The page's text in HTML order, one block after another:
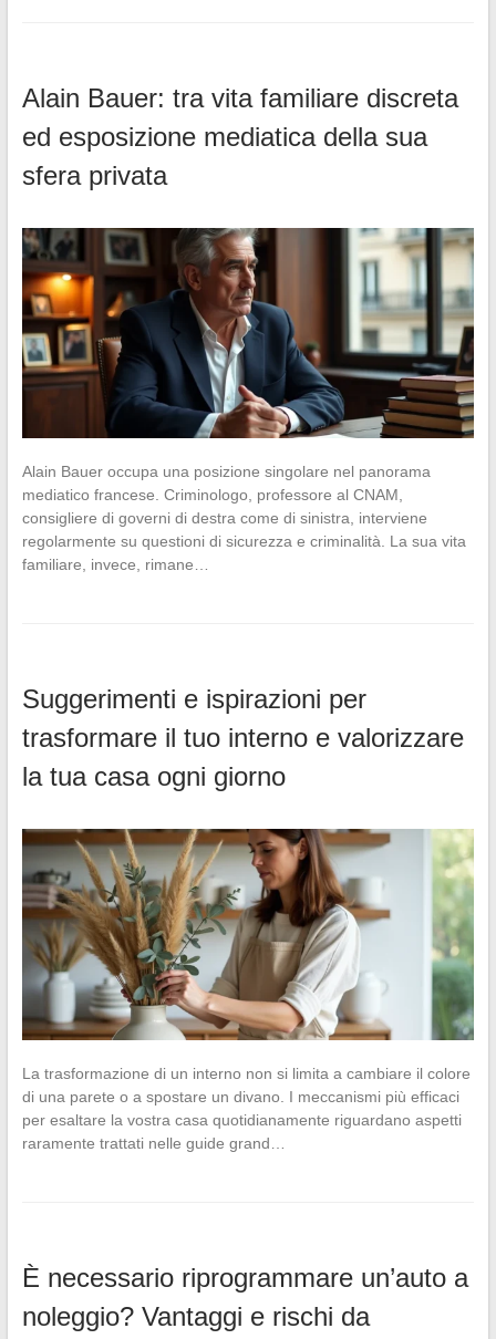
Alain Bauer: tra vita familiare discreta
ed esposizione mediatica della sua
sfera privata
Alain Bauer occupa una posizione singolare nel panorama
mediatico francese. Criminologo, professore al CNAM,
consigliere di governi di destra come di sinistra, interviene
regolarmente su questioni di sicurezza e criminalità. La sua vita
familiare, invece, rimane…
Suggerimenti e ispirazioni per
trasformare il tuo interno e valorizzare
la tua casa ogni giorno
La trasformazione di un interno non si limita a cambiare il colore
di una parete o a spostare un divano. I meccanismi più efficaci
per esaltare la vostra casa quotidianamente riguardano aspetti
raramente trattati nelle guide grand…
È necessario riprogrammare un’auto a
noleggio? Vantaggi e rischi da